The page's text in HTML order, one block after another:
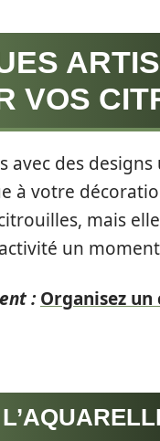
VOS
avec des
à votre
mais
un
: Organisez